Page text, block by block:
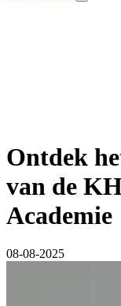
Ontdek
van de
Academie
08-08-2025